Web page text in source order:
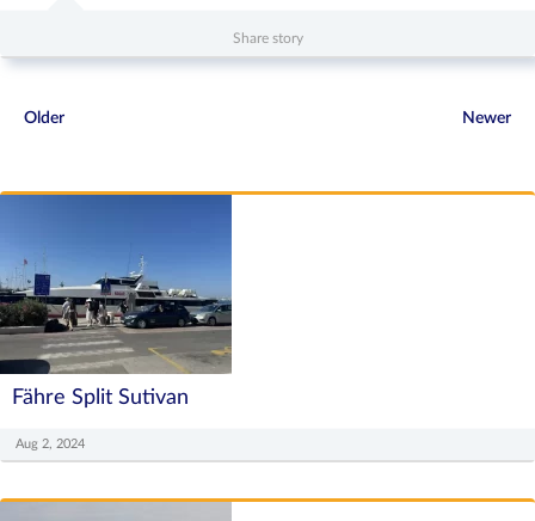
Share story
Older Newer
Fähre Split Sutivan
Aug 2, 2024